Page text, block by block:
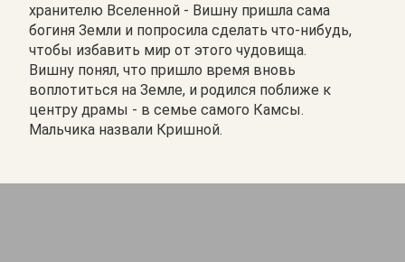
хранителю Вселенной - Вишну пришла сама
богиня Земли и попросила сделать что-нибудь,
чтобы избавить мир от этого чудовища.
Вишну понял, что пришло время вновь
воплотиться на Земле, и родился поближе к
центру драмы - в семье самого Камсы.
Мальчика назвали Кришной.